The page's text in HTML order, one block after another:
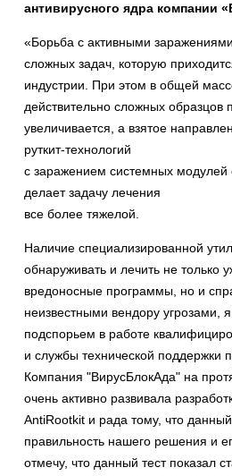
антивирусного ядра компании
«Борьба с активными
сложных задач, которую
индустрии. При этом в общей
действительно сложных образцов
увеличивается, а взятое
руткит-технологий
с заражением системных
делает задачу лечения
все более тяжелой.
Наличие специализированной
обнаруживать и лечить не только
вредоносные программы, но и
неизвестными вендору угрозами,
подспорьем в работе
и службы технической поддержки
Компания "ВирусБлокАда" на
очень активно развивала
AntiRootkit и рада тому, что
правильность нашего решения и
отмечу, что данный тест показал